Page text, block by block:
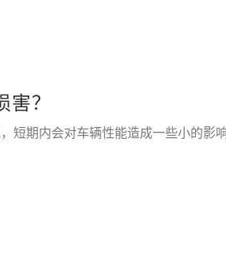
？
短期内会对车辆性能造成一些小的影